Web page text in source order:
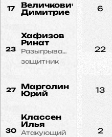
17
Величкович
Димитрие
6
23
Хафизов
Ринат
Разыгрывающий
защитник
22
27
Марголин
Юрий
13
30
Классен
Илья
Атакующий
2